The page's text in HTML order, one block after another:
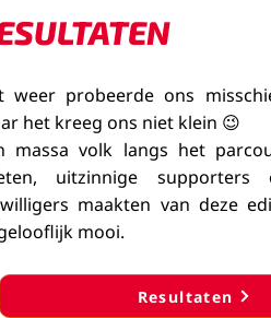
weer probeerde ons
het kreeg ons niet klein 😉
massa volk langs het
uitzinnige supporters
maakten van deze
mooi.
Resultaten